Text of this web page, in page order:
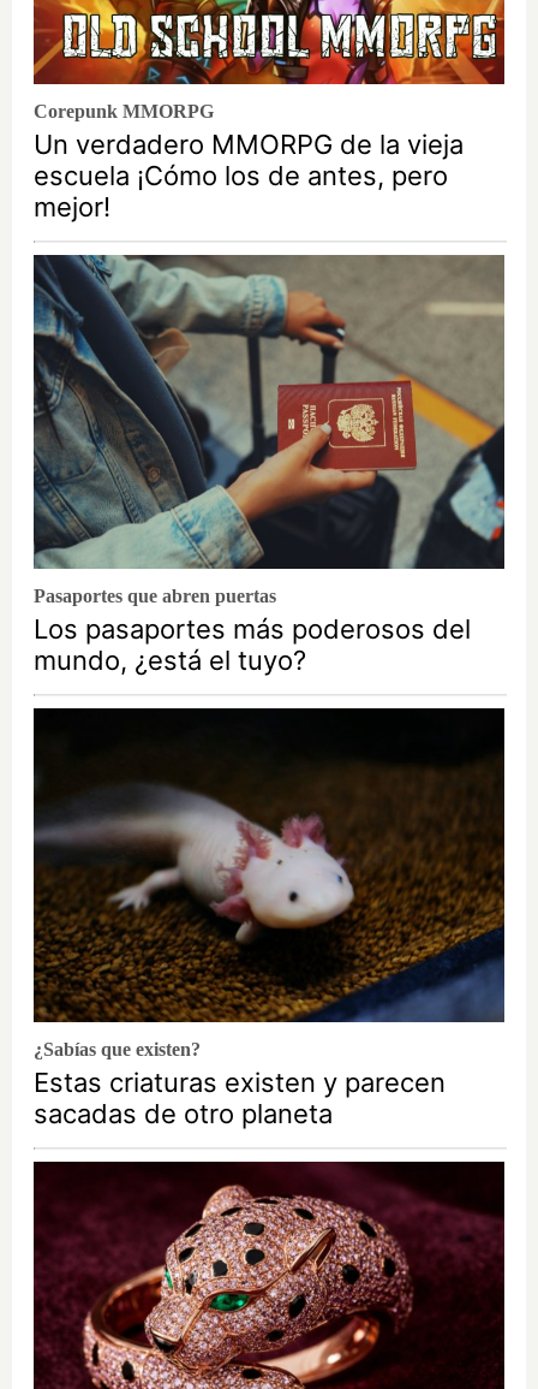
Corepunk MMORPG
Un verdadero MMORPG de la vieja
escuela ¡Cómo los de antes, pero
mejor!
Pasaportes que abren puertas
Los pasaportes más poderosos del
mundo, ¿está el tuyo?
¿Sabías que existen?
Estas criaturas existen y parecen
sacadas de otro planeta